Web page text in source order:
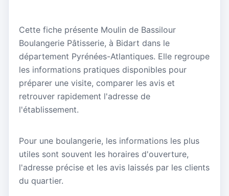
Cette fiche présente Moulin de Bassilour
Boulangerie Pâtisserie, à Bidart dans le
département Pyrénées-Atlantiques. Elle regroupe
les informations pratiques disponibles pour
préparer une visite, comparer les avis et
retrouver rapidement l'adresse de
l'établissement.
Pour une boulangerie, les informations les plus
utiles sont souvent les horaires d'ouverture,
l'adresse précise et les avis laissés par les clients
du quartier.